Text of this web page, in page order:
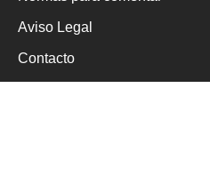
Aviso Legal
Contacto